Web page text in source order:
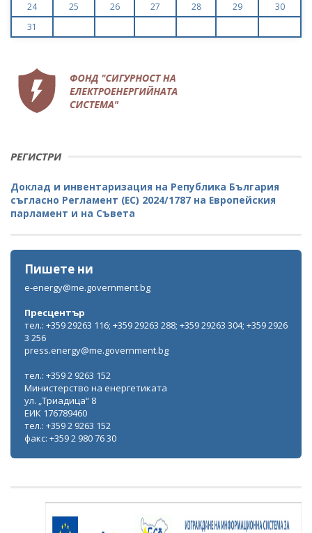
24
25 26 27 28 29
30
31
РЕГИСТРИ
Доклад и инвентаризация на Република България
съгласно Регламент (ЕС) 2024/1787 на Европейския
парламент и на Съвета
Пишете ни
e-energy@me.government.bg
Пресцентър
тел.: +359 29263 116; +359 29263 288; +359 29263 304; +359 2926
3 256
press.energy@me.government.bg
тел.: +359 2 9263 152
Министерство на енергетиката
ул. „Триадица“ 8
ЕИК 176789460
тел.: +359 2 9263 152
факс: +359 2 980 76 30